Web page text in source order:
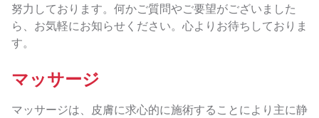
努力しております。何かご質問やご要望がございました
ら、お気軽にお知らせください。心よりお待ちしておりま
す。
マッサージ
マッサージは、皮膚に求心的に施術することにより主に静